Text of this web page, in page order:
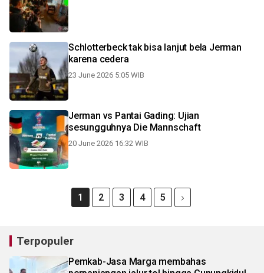
Schlotterbeck tak bisa lanjut bela Jerman
karena cedera
23 June 2026 5:05 WIB
Jerman vs Pantai Gading: Ujian
sesungguhnya Die Mannschaft
20 June 2026 16:32 WIB
1 2 3 4 5
Terpopuler
Pemkab-Jasa Marga membahas